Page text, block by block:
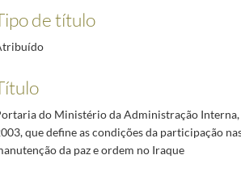
na WorldAtom
2003-01-27/2003-01-27
Leszlek Miller e Anders Fogh Rasmussen, intitulado
para a comunicação social", sobre a posição do
Sampaio, sobre quais se mantêm e quais serão retirados
de título
do Ministério da Administração Interna,
que define as condições da participação
da paz e ordem no Iraque